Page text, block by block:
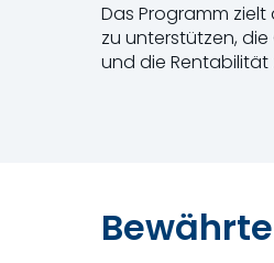
Das Programm
zu unterstützen,
und die Rentabilität